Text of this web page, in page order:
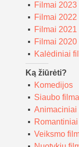
Filmai 2023
Filmai 2022
Filmai 2021
Filmai 2020
Kalėdiniai
Ką žiūrėti?
Komedijos
Siaubo
Animaciniai
Veiksmo